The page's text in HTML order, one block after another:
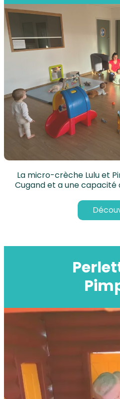
La micro-crèche Lulu et
Cugand et a une capacité